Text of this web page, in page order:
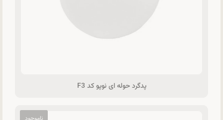
پدگرد حوله ای نوپو کد F3